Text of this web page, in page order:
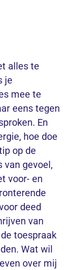
alles te
je
mee te
eens tegen
En
hoe doe
op de
van gevoel,
voor- en
deed
van
toespraak
Wat wil
over mij